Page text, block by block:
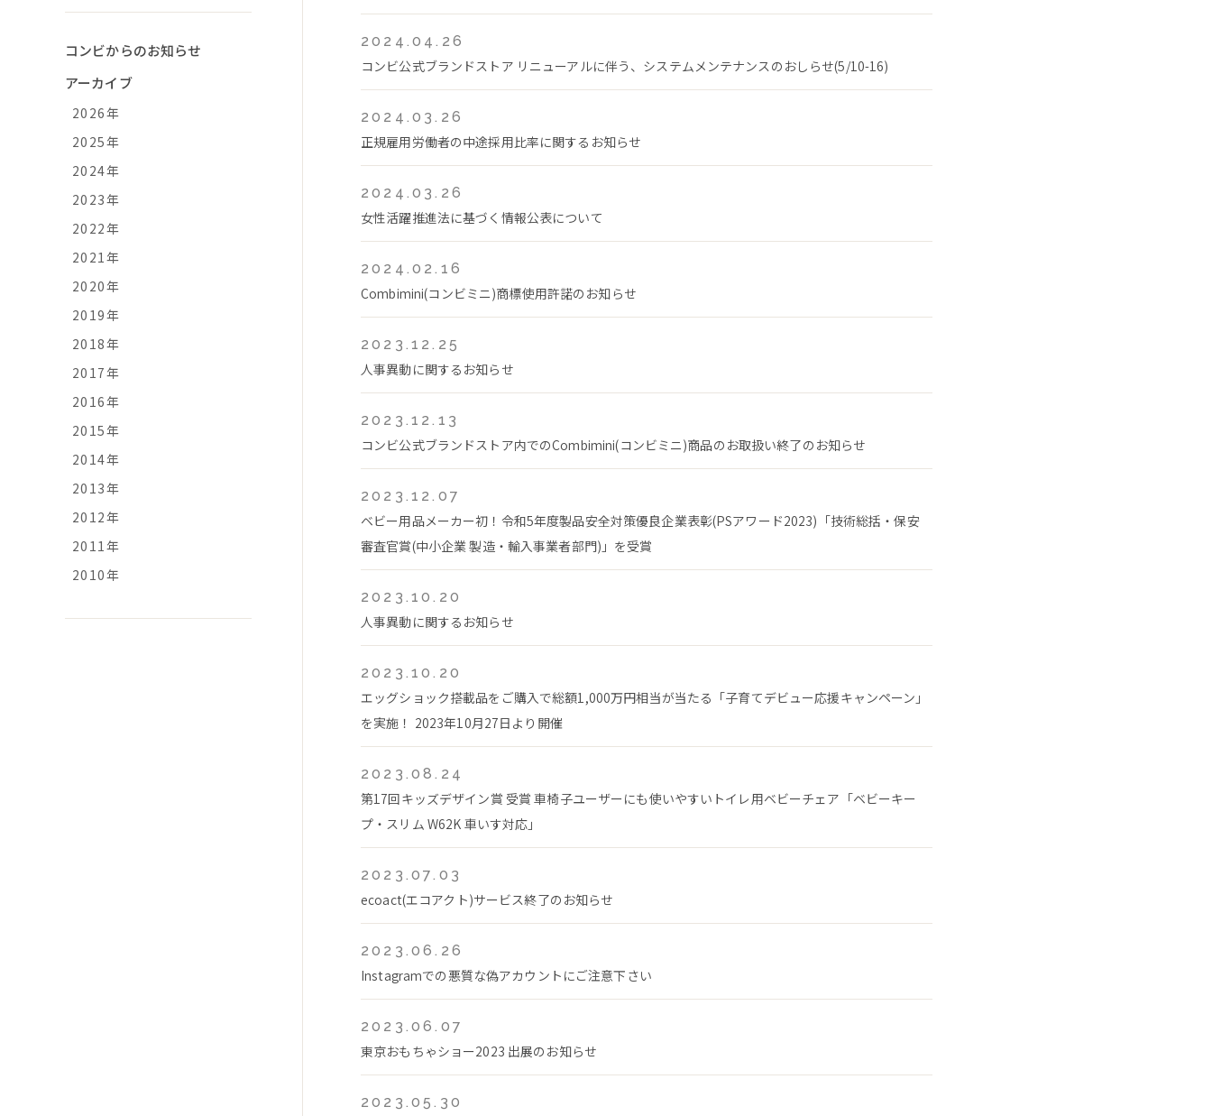
2024.04.26
コンビ公式ブランドストア リニューアルに伴う、システムメンテナンスのおしらせ(5/10-16)
2024.03.26
正規雇用労働者の中途採用比率に関するお知らせ
2024.03.26
女性活躍推進法に基づく情報公表について
2024.02.16
Combimini(コンビミニ)商標使用許諾のお知らせ
2023.12.25
人事異動に関するお知らせ
2023.12.13
コンビ公式ブランドストア内でのCombimini(コンビミニ)商品のお取扱い終了のお知らせ
2023.12.07
ベビー用品メーカー初！令和5年度製品安全対策優良企業表彰(PSアワード2023)「技術総括・保安
審査官賞(中小企業 製造・輸入事業者部門)」を受賞
2023.10.20
人事異動に関するお知らせ
2023.10.20
エッグショック搭載品をご購入で総額1,000万円相当が当たる「子育てデビュー応援キャンペーン」
を実施！ 2023年10月27日より開催
2023.08.24
第17回キッズデザイン賞 受賞 車椅子ユーザーにも使いやすいトイレ用ベビーチェア「ベビーキー
プ・スリム W62K 車いす対応」
2023.07.03
ecoact(エコアクト)サービス終了のお知らせ
2023.06.26
Instagramでの悪質な偽アカウントにご注意下さい
2023.06.07
東京おもちゃショー2023 出展のお知らせ
2023.05.30
コンビからのお知らせ
アーカイブ
2026年
2025年
2024年
2023年
2022年
2021年
2020年
2019年
2018年
2017年
2016年
2015年
2014年
2013年
2012年
2011年
2010年